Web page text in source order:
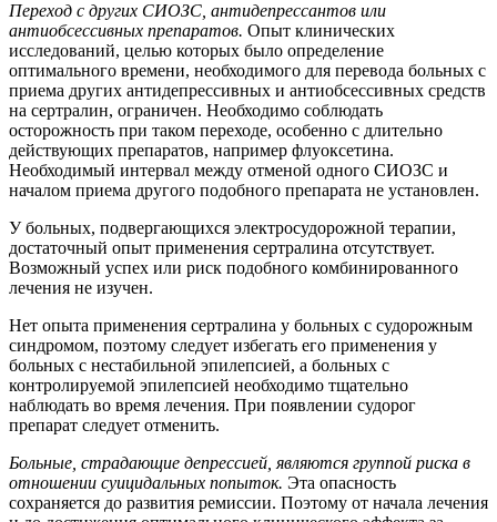
Переход с других СИОЗС, антидепрессантов или
антиобсессивных препаратов. Опыт клинических
исследований, целью которых было определение
оптимального времени, необходимого для перевода больных с
приема других антидепрессивных и антиобсессивных средств
на сертралин, ограничен. Необходимо соблюдать
осторожность при таком переходе, особенно с длительно
действующих препаратов, например флуоксетина.
Необходимый интервал между отменой одного СИОЗС и
началом приема другого подобного препарата не установлен.
У больных, подвергающихся электросудорожной терапии,
достаточный опыт применения сертралина отсутствует.
Возможный успех или риск подобного комбинированного
лечения не изучен.
Нет опыта применения сертралина у больных с судорожным
синдромом, поэтому следует избегать его применения у
больных с нестабильной эпилепсией, а больных с
контролируемой эпилепсией необходимо тщательно
наблюдать во время лечения. При появлении судорог
препарат следует отменить.
Больные, страдающие депрессией, являются группой риска в
отношении суицидальных попыток. Эта опасность
сохраняется до развития ремиссии. Поэтому от начала лечения